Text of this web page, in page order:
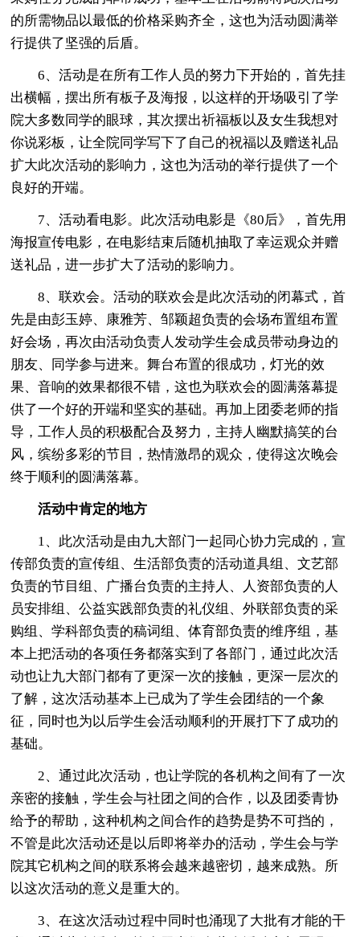
的所需物品以最低的价格采购齐全，这也为活动圆满举
行提供了坚强的后盾。
6、活动是在所有工作人员的努力下开始的，首先挂
出横幅，摆出所有板子及海报，以这样的开场吸引了学
院大多数同学的眼球，其次摆出祈福板以及女生我想对
你说彩板，让全院同学写下了自己的祝福以及赠送礼品
扩大此次活动的影响力，这也为活动的举行提供了一个
良好的开端。
7、活动看电影。此次活动电影是《80后》，首先用
海报宣传电影，在电影结束后随机抽取了幸运观众并赠
送礼品，进一步扩大了活动的影响力。
8、联欢会。活动的联欢会是此次活动的闭幕式，首
先是由彭玉婷、康雅芳、邹颖超负责的会场布置组布置
好会场，再次由活动负责人发动学生会成员带动身边的
朋友、同学参与进来。舞台布置的很成功，灯光的效
果、音响的效果都很不错，这也为联欢会的圆满落幕提
供了一个好的开端和坚实的基础。再加上团委老师的指
导，工作人员的积极配合及努力，主持人幽默搞笑的台
风，缤纷多彩的节目，热情激昂的观众，使得这次晚会
终于顺利的圆满落幕。
活动中肯定的地方
1、此次活动是由九大部门一起同心协力完成的，宣
传部负责的宣传组、生活部负责的活动道具组、文艺部
负责的节目组、广播台负责的主持人、人资部负责的人
员安排组、公益实践部负责的礼仪组、外联部负责的采
购组、学科部负责的稿词组、体育部负责的维序组，基
本上把活动的各项任务都落实到了各部门，通过此次活
动也让九大部门都有了更深一次的接触，更深一层次的
了解，这次活动基本上已成为了学生会团结的一个象
征，同时也为以后学生会活动顺利的开展打下了成功的
基础。
2、通过此次活动，也让学院的各机构之间有了一次
亲密的接触，学生会与社团之间的合作，以及团委青协
给予的帮助，这种机构之间合作的趋势是势不可挡的，
不管是此次活动还是以后即将举办的活动，学生会与学
院其它机构之间的联系将会越来越密切，越来成熟。所
以这次活动的意义是重大的。
3、在这次活动过程中同时也涌现了大批有才能的干